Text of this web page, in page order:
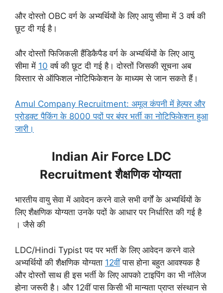
और दोस्तो OBC वर्ग के अभ्यर्थियों के लिए आयु सीमा में 3 वर्ष की
छूट दी गई है।
और दोस्तों फिजिकली हैंडिकैपैड वर्ग के अभ्यर्थियों के लिए आयु
सीमा में 10 वर्ष की छूट दी गई है। दोस्तों जिसकी सूचना अब
विस्तार से ऑफिशल नोटिफिकेशन के माध्यम से जान सकते हैं।
Amul Company Recruitment: अमूल कंपनी में हेल्पर और
प्रोडक्ट पैकिंग के 8000 पदों पर बंपर भर्ती का नोटिफिकेशन हुआ
जारी।
Indian Air Force LDC
Recruitment शैक्षणिक योग्यता
भारतीय वायु सेवा में आवेदन करने वाले सभी वर्गों के अभ्यर्थियों के
लिए शैक्षणिक योग्यता उनके पदों के आधार पर निर्धारित की गई है
। जैसे की
LDC/Hindi Typist पद पर भर्ती के लिए आवेदन करने वाले
अभ्यर्थियों की शैक्षणिक योग्यता 12वींपास होना बहुत आवश्यक है
और दोस्तों साथ ही इस भर्ती के लिए आपको टाइपिंग का भी नॉलेज
होना जरूरी है। और 12वीं पास किसी भी मान्यता प्राप्त संस्थान से